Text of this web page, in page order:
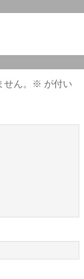
ん。 ※ が付い